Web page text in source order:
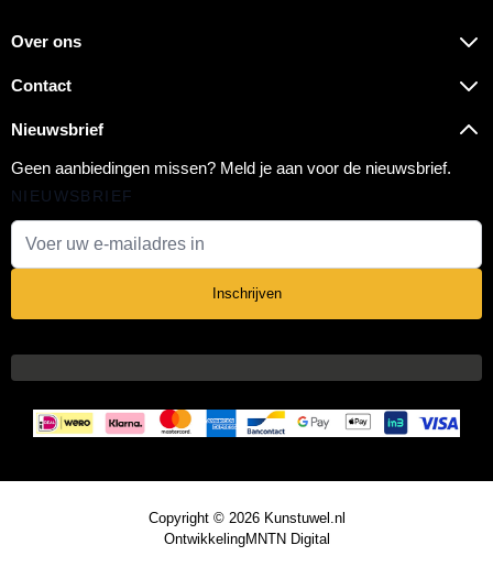
Over ons
Contact
Nieuwsbrief
Geen aanbiedingen missen? Meld je aan voor de nieuwsbrief.
NIEUWSBRIEF
Inschrijven
Copyright © 2026 Kunstuwel.nl
OntwikkelingMNTN Digital